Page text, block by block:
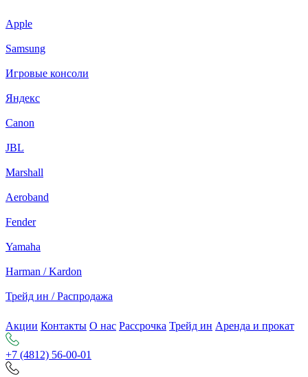
Apple
Samsung
Игровые консоли
Яндекс
Canon
JBL
Marshall
Aeroband
Fender
Yamaha
Harman / Kardon
Трейд ин / Распродажа
Акции Контакты О нас Рассрочка Трейд ин Аренда и прокат
+7 (4812) 56-00-01